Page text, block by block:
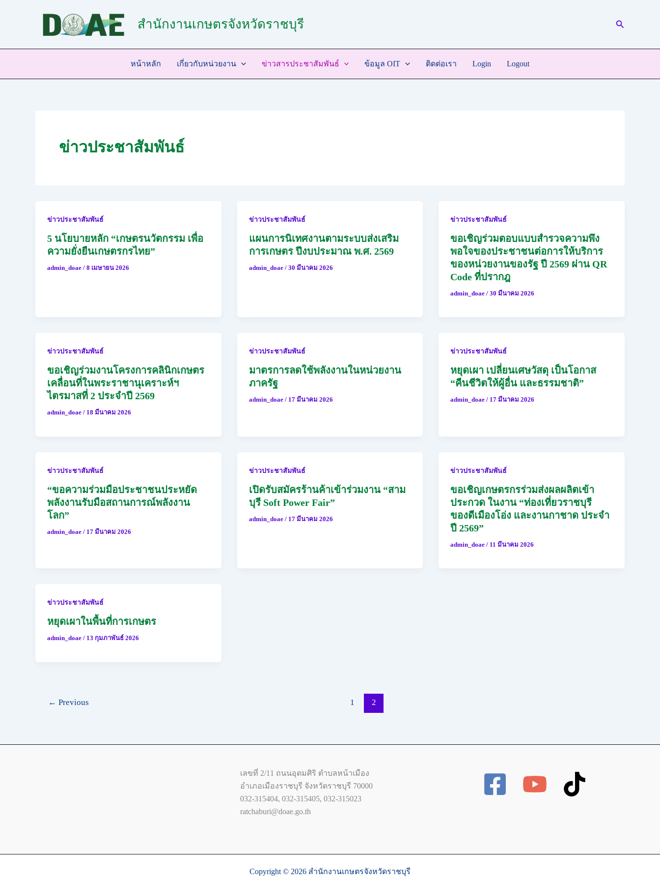
สำนักงานเกษตรจังหวัดราชบุรี Search
หน้าหลัก เกี่ยวกับหน่วยงาน ข่าวสารประชาสัมพันธ์ ข้อมูล OIT ติดต่อเรา Login Logout
ข่าวประชาสัมพันธ์
ข่าวประชาสัมพันธ์
5 นโยบายหลัก “เกษตรนวัตกรรม เพื่อ
ความยั่งยืนเกษตรกรไทย”
admin_doae / 8 เมษายน 2026
ข่าวประชาสัมพันธ์
แผนการนิเทศงานตามระบบส่งเสริม
การเกษตร ปีงบประมาณ พ.ศ. 2569
admin_doae / 30 มีนาคม 2026
ข่าวประชาสัมพันธ์
ขอเชิญร่วมตอบแบบสำรวจความพึง
พอใจของประชาชนต่อการให้บริการ
ของหน่วยงานของรัฐ ปี 2569 ผ่าน QR
Code ที่ปรากฎ
admin_doae/30 มีนาคม 2026
ข่าวประชาสัมพันธ์
ขอเชิญร่วมงานโครงการคลินิกเกษตร
เคลื่อนที่ในพระราชานุเคราะห์ฯ
ไตรมาสที่ 2 ประจำปี 2569
admin_doae / 18 มีนาคม 2026
ข่าวประชาสัมพันธ์
มาตรการลดใช้พลังงานในหน่วยงาน
ภาครัฐ
admin_doae / 17 มีนาคม 2026
ข่าวประชาสัมพันธ์
หยุดเผา เปลี่ยนเศษวัสดุ เป็นโอกาส
“คืนชีวิตให้ผู้อื่น และธรรมชาติ”
admin_doae/ 17 มีนาคม 2026
ข่าวประชาสัมพันธ์
“ขอความร่วมมือประชาชนประหยัด
พลังงานรับมือสถานการณ์พลังงาน
โลก”
admin_doae / 17 มีนาคม 2026
ข่าวประชาสัมพันธ์
เปิดรับสมัครร้านค้าเข้าร่วมงาน “สาม
บุรี Soft Power Fair”
admin_doae / 17 มีนาคม 2026
ข่าวประชาสัมพันธ์
ขอเชิญเกษตรกรร่วมส่งผลผลิตเข้า
ประกวด ในงาน “ท่องเที่ยวราชบุรี
ของดีเมืองโอ่ง และงานกาชาด ประจำ
ปี 2569”
admin_doae/ 11 มีนาคม 2026
ข่าวประชาสัมพันธ์
หยุดเผาในพื้นที่การเกษตร
admin_doae / 13 กุมภาพันธ์ 2026
← Previous 1 2
เลขที่ 2/11 ถนนอุดมศิริ ตำบลหน้าเมือง
อำเภอเมืองราชบุรี จังหวัดราชบุรี 70000
032-315404, 032-315405, 032-315023
ratchaburi@doae.go.th
Copyright © 2026 สำนักงานเกษตรจังหวัดราชบุรี